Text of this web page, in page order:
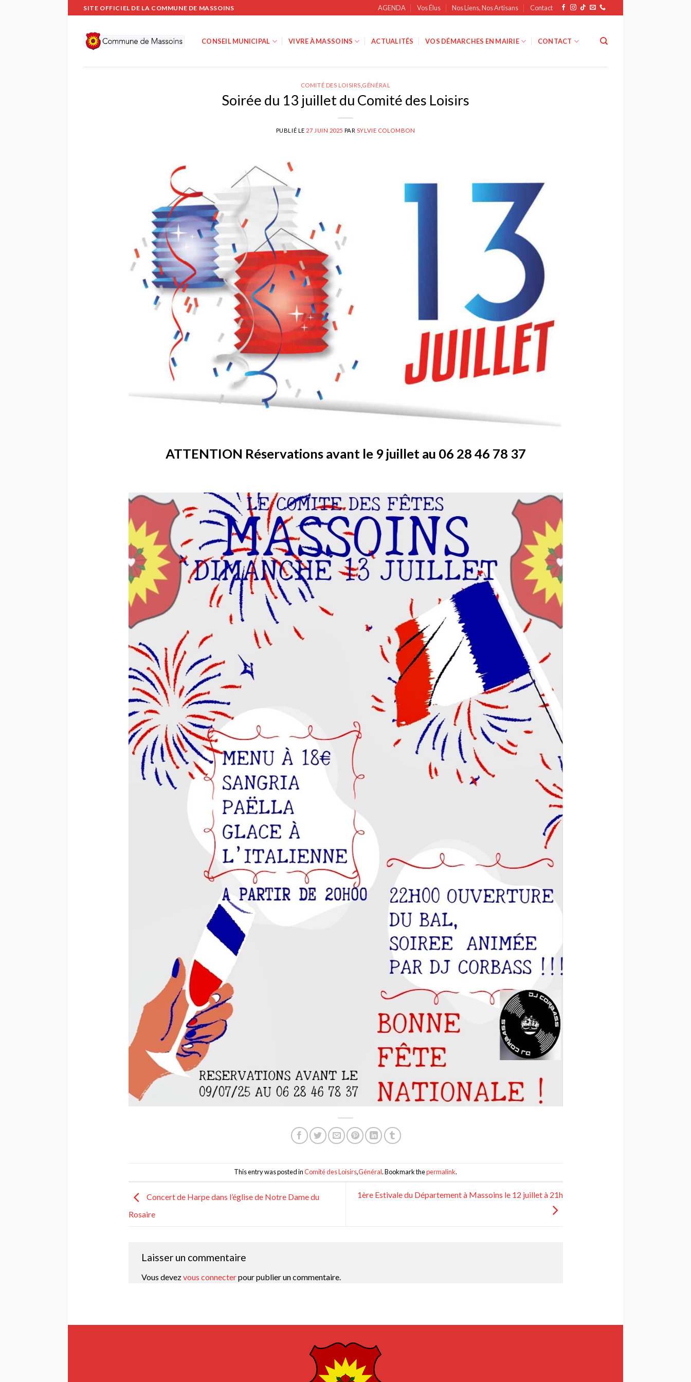
Passer
au
contenu
SITE OFFICIEL DE LA COMMUNE DE MASSOINS AGENDA Vos Élus Nos Liens, Nos Artisans Contact
CONSEIL MUNICIPAL VIVRE À MASSOINS ACTUALITÉS VOS DÉMARCHES EN MAIRIE CONTACT
COMITÉ DES LOISIRS GÉNÉRAL
Soirée du 13 juillet du Comité des Loisirs
PUBLIÉ LE 27 JUIN 2025 PAR SYLVIE COLOMBON
ATTENTION Réservations avant le 9 juillet au 06 28 46 78 37
This entry was posted inComité des Loisirs,Général. Bookmark thepermalink.
Concert de Harpe dans l’église de Notre Dame du
Rosaire
1ère Estivale du Département à Massoins le 12 juillet à 21h
Laisser un commentaire
Vous devezvous connecterpour publier un commentaire.